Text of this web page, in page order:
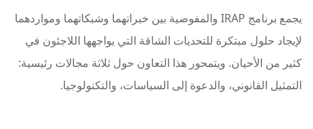
يجمع برنامج IRAP والمفوضية بين خبراتهما وشبكاتهما ومواردهما
لإيجاد حلول مبتكرة للتحديات الشاقة التي يواجهها اللاجئون في
كثير من الأحيان. ويتمحور هذا التعاون حول ثلاثة مجالات رئيسية:
التمثيل القانوني، والدعوة إلى السياسات، والتكنولوجيا.